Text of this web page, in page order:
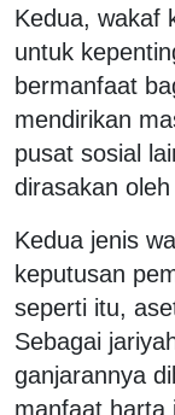
Kedua, wakaf
untuk
bermanfaat
mendirikan
pusat sosial
dirasakan
Kedua jenis
keputusan
seperti itu,
Sebagai
ganjarannya
manfaat harta